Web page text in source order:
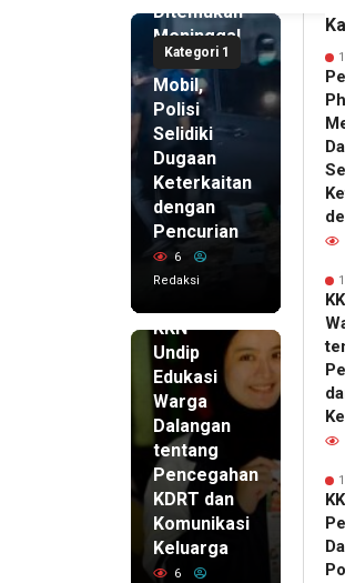
Kategori 1
Ditemukan
Meninggal
di Dalam
Mobil,
Polisi
Selidiki
Dugaan
Keterkaitan
dengan
Pencurian
6
Redaksi
KKN
Undip
Edukasi
Warga
Dalangan
tentang
Pencegahan
KDRT dan
Komunikasi
Keluarga
6